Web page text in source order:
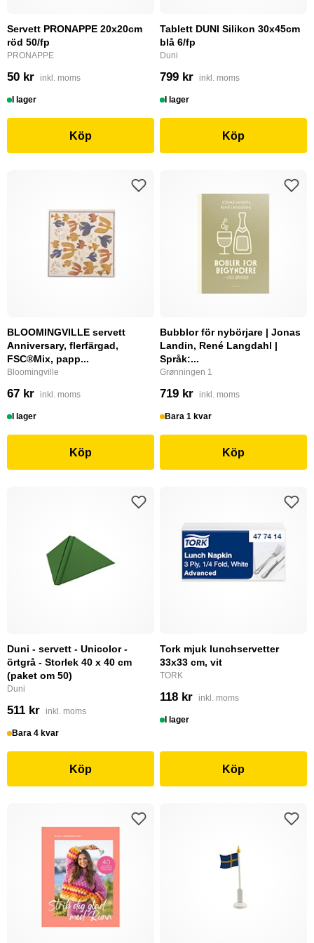
Servett PRONAPPE 20x20cm
röd 50/fp
PRONAPPE
50 kr inkl. moms
I lager
Köp
Tablett DUNI Silikon 30x45cm
blå 6/fp
Duni
799 kr inkl. moms
I lager
Köp
BLOOMINGVILLE servett
Anniversary, flerfärgad,
FSC®Mix, papp...
Bloomingville
67 kr inkl. moms
I lager
Köp
Bubblor för nybörjare | Jonas
Landin, René Langdahl |
Språk:...
Grønningen 1
719 kr inkl. moms
Bara 1 kvar
Köp
Duni - servett - Unicolor -
örtgrå - Storlek 40 x 40 cm
(paket om 50)
Duni
511 kr inkl. moms
Bara 4 kvar
Köp
Tork mjuk lunchservetter
33x33 cm, vit
TORK
118 kr inkl. moms
I lager
Köp